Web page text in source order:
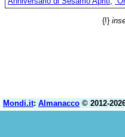
{!}
Mondi.it: Almanacco © 2012-